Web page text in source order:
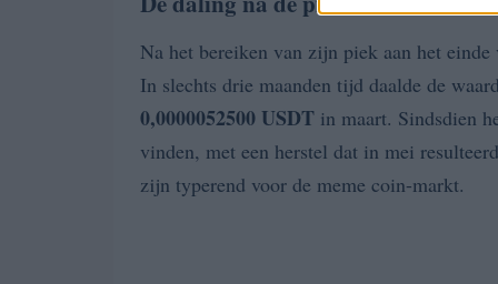
Na het bereiken van zijn piek aan het
In slechts drie maanden tijd daalde de
0,0000052500 USDT in maart. Sindsdien
vinden, met een herstel dat in mei
zijn typerend voor de meme coin-markt.